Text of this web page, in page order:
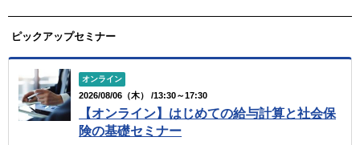
ピックアップセミナー
オンライン
2026/08/06（木） /13:30～17:30
【オンライン】はじめての給与計算と社会保
険の基礎セミナー